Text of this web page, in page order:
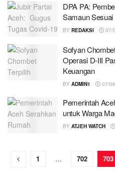
DPA PA:
Samaun
BY REDAKSI 07/
Sofyan
Operasi D-III
Keuangan
BY ADMIN1 07/
Pemerintah
untuk Warga
BY ATJEH WATCH
1 … 702 703